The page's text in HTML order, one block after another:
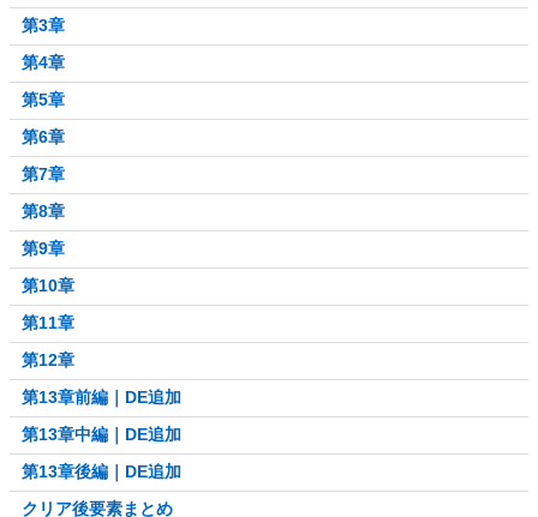
第3章
第4章
第5章
第6章
第7章
第8章
第9章
第10章
第11章
第12章
第13章前編｜DE追加
第13章中編｜DE追加
第13章後編｜DE追加
クリア後要素まとめ